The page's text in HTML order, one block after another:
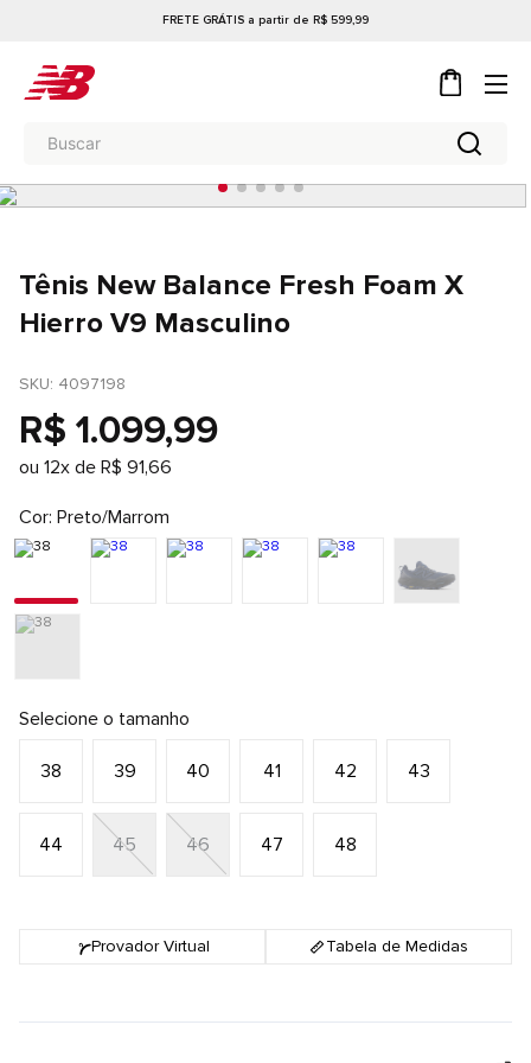
FRETE GRÁTIS a partir de R$ 599,99
Tênis New Balance Fresh Foam X
Hierro V9 Masculino
SKU: 4097198
R$ 1.099,99
ou 12x de R$ 91,66
Cor Preto/Marrom
Selecione o tamanho
38 39 40 41 42 43
44 45 46 47 48
Provador Virtual Tabela de Medidas